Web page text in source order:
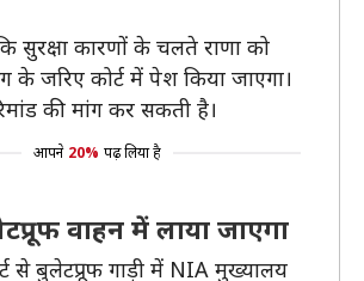
सुरक्षा कारणों के चलते राणा को
के जरिए कोर्ट में पेश किया जाएगा।
की मांग कर सकती है।
आपने 20% पढ़ लिया है
वाहन में लाया जाएगा
से बुलेटप्रूफ गाड़ी में NIA मुख्यालय